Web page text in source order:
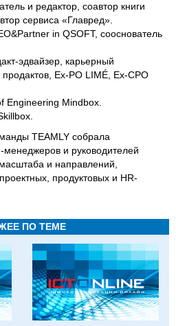
и редактор, соавтор книги
сервиса «Главред».
in QSOFT, сооснователь
эдвайзер, карьерный
продактов, Ex-PO LIMÉ, Ex-CPO
Engineering Mindbox.
TEAMLY собрала
менеджеров и руководителей
и направлений,
продуктовых и HR-
ПО ТЕМЕ